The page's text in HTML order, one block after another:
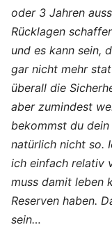
oder 3 Jahren
Rücklagen
und es kann sein,
gar nicht mehr
überall die
aber zumindest
bekommst du
natürlich nicht so.
ich einfach relativ
muss damit leben
Reserven haben.
sein…